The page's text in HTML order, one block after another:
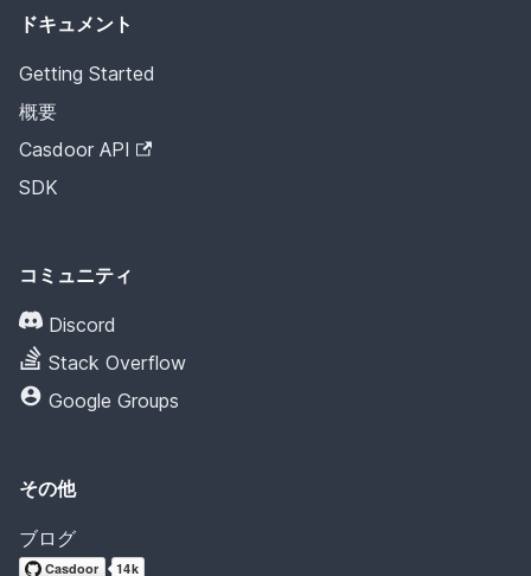
ドキュメント
Getting Started
概要
Casdoor API
SDK
コミュニティ
Discord
Stack Overflow
Google Groups
その他
ブログ